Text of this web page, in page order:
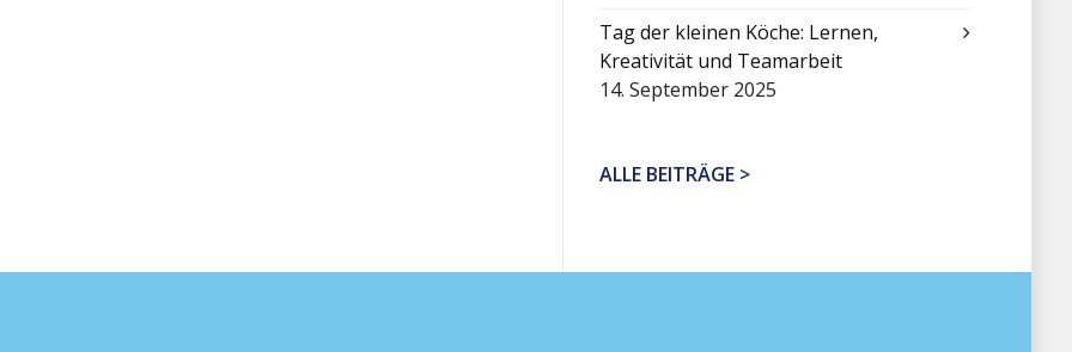
Tag der kleinen Köche: Lernen,
Kreativität und Teamarbeit
14. September 2025
ALLE BEITRÄGE >